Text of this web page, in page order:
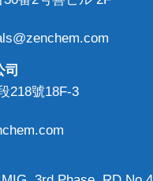
218號18F-3